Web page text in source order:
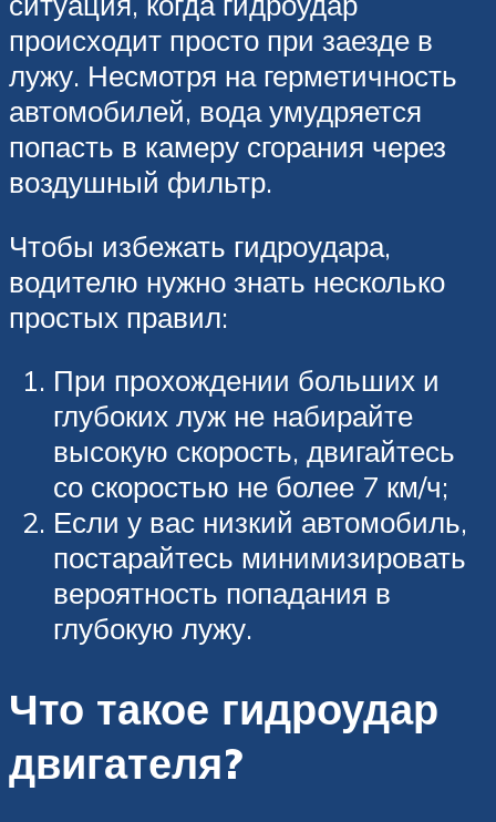
происходит просто при заезде в
лужу. Несмотря на герметичность
автомобилей, вода умудряется
попасть в камеру сгорания через
воздушный фильтр.
Чтобы избежать гидроудара,
водителю нужно знать несколько
простых правил:
При прохождении больших и
глубоких луж не набирайте
высокую скорость, двигайтесь
со скоростью не более 7 км/ч;
Если у вас низкий автомобиль,
постарайтесь минимизировать
вероятность попадания в
глубокую лужу.
Что такое гидроудар
двигателя?